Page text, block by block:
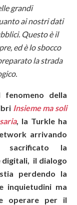
grandi
ai nostri dati
Questo è il
ed è lo sbocco
la strada
della
Insieme ma soli
, la Turkle ha
arrivando
sacrificato la
digitali, il dialogo
perdendo la
inquietudini ma
operare per il